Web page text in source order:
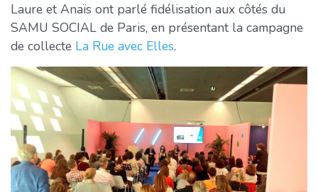
Laure et Anaïs ont parlé fidélisation aux côtés du
SAMU SOCIAL de Paris, en présentant la campagne
de collecte La Rue avec Elles.